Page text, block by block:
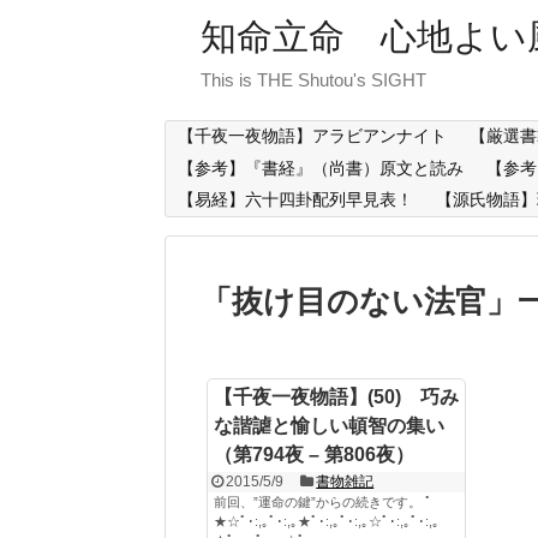
知命立命 心地よい
This is THE Shutou's SIGHT
【千夜一夜物語】アラビアンナイト 【厳選
【参考】『書経』（尚書）原文と読み
【参
【易経】六十四卦配列早見表！
【源氏物語
「 抜け目のない法官 」
【千夜一夜物語】(50) 巧み
な諧謔と愉しい頓智の集い
（第794夜 – 第806夜）
2015/5/9 書物雑記
前回、”運命の鍵”からの続きです。 ﾟ
★☆ﾟ･:,｡ﾟ･:,｡★ﾟ･:,｡ﾟ･:,｡☆ﾟ･:,｡ﾟ･:,｡